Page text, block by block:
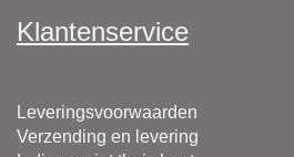
Klantenservice
Leveringsvoorwaarden
Verzending en levering